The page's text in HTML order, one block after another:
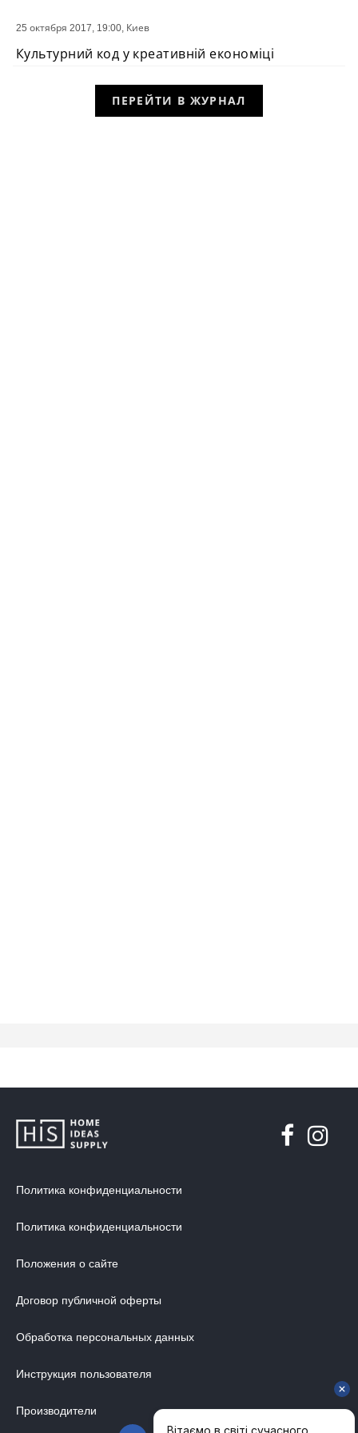
СОБЫТИЕ
25 октября 2017, 19:00, Киев
Культурний код у креативній економіці
ПЕРЕЙТИ В ЖУРНАЛ
Политика конфиденциальности
Политика конфиденциальности
Положения о сайте
Договор публичной оферты
Обработка персональных данных
Инструкция пользователя
Производители